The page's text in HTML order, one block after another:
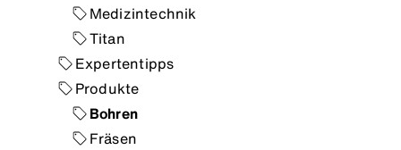
Medizintechnik
Titan
Expertentipps
Produkte
Bohren
Fräsen